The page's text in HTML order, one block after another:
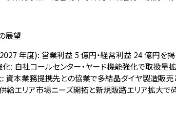
展望
年度): 営業利益 5 億円・経常利益 24 億円を掲
: 自社コールセンター・ヤード機能強化で取扱量
資本業務提携先との協業で多結晶ダイヤ製造販売
給エリア市場ニーズ開拓と新規販路エリア拡大で